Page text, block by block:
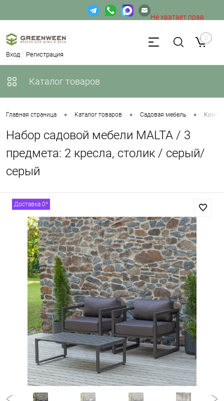
Вход Регистрация
Не хватает прав
доступа к веб-форме. 0
Каталог товаров
Главная страница • Каталог товаров • Садовая мебель •
Набор садовой мебели MALTA / 3
предмета: 2 кресла, столик / серый/
серый
Доставка 0*